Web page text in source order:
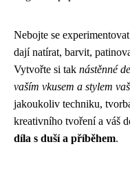
Nebojte se
dají natírat, barvit,
Vytvořte si tak nástěnné
vaším vkusem a stylem
jakoukoliv techniku,
kreativního tvoření a váš
díla s duší a příběhem.